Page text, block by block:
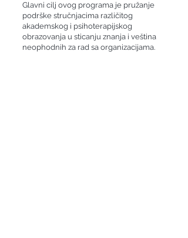
Glavni cilj ovog programa je pružanje
podrške stručnjacima različitog
akademskog i psihoterapijskog
obrazovanja u sticanju znanja i veština
neophodnih za rad sa organizacijama.